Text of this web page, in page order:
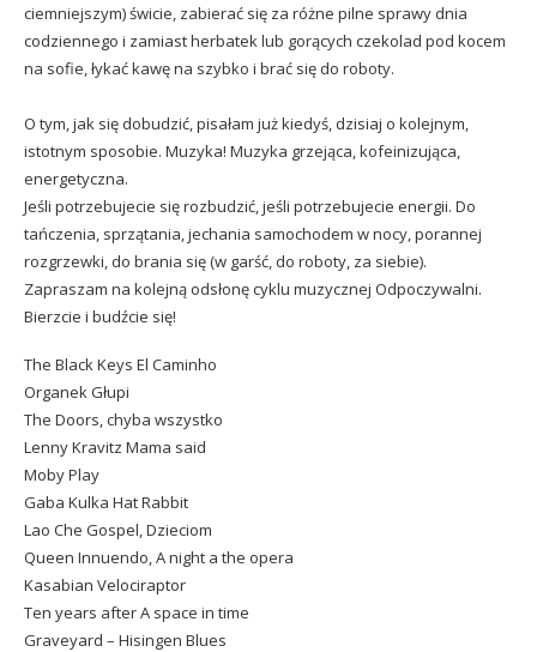
ciemniejszym) świcie, zabierać się za różne pilne sprawy dnia
codziennego i zamiast herbatek lub gorących czekolad pod kocem
na sofie, łykać kawę na szybko i brać się do roboty.
O tym,jak się dobudzić, pisałam już kiedyś, dzisiaj o kolejnym,
istotnym sposobie. Muzyka! Muzyka grzejąca, kofeinizująca,
energetyczna.
Jeśli potrzebujecie się rozbudzić, jeśli potrzebujecie energii. Do
tańczenia, sprzątania, jechania samochodem w nocy, porannej
rozgrzewki, do brania się (w garść, do roboty, za siebie).
Zapraszam na kolejną odsłonę cyklu muzycznej Odpoczywalni.
Bierzcie i budźcie się!
The Black Keys El Caminho
OrganekGłupi
The Doors, chyba wszystko
Lenny Kravitz Mama said
MobyPlay
Gaba Kulka Hat Rabbit
Lao Che Gospel,Dzieciom
Queen Innuendo,A night a the opera
Kasabian Velociraptor
Ten years afterA space in time
Graveyard – Hisingen Blues